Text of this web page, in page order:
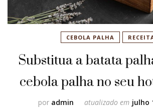
CEBOLA PALHA
Substitua a batata
cebola palha no seu
por admin atualizado em julho